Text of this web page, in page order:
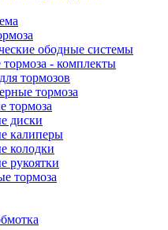
ободные системы
- комплекты
тормозов
тормоза
тормоза
диски
калиперы
колодки
рукоятки
тормоза